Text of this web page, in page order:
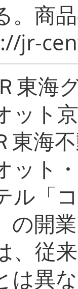
。商
jr-
東海
ット
海
ット
ル「
の開
、従
は異